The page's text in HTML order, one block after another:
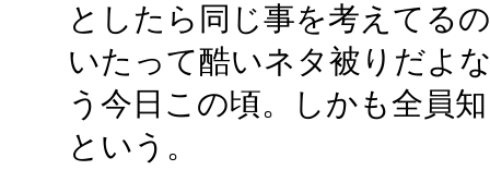
としたら同じ事を考えてる
いたって酷いネタ被りだよ
う今日この頃。しかも全員
という。